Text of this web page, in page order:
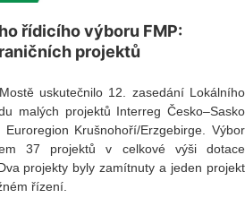
řídicího výboru FMP:
projektů
uskutečnilo 12. zasedání Lokálního
malých projektů Interreg Česko–Sasko
Krušnohoří/Erzgebirge. Výbor
37 projektů v celkové výši dotace
projekty byly zamítnuty a jeden projekt
řízení.